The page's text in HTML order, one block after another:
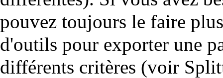
pouvez toujours le faire
d'outils pour exporter une
différents critères (voir